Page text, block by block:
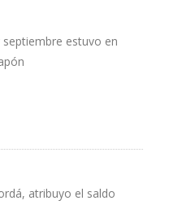
estuvo en
atribuyo el saldo